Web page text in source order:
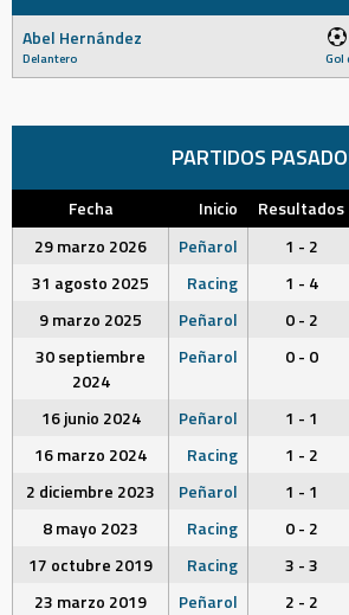
Abel Hernández
Delantero Gol
PARTIDOS
Fecha Inicio Resultados
29 marzo 2026
Peñarol 1 - 2
31 agosto 2025
Racing 1 - 4
9 marzo 2025
Peñarol 0 - 2
30 septiembre
2024
Peñarol 0 - 0
16 junio 2024 Peñarol 1 - 1
16 marzo 2024
Racing 1 - 2
2 diciembre 2023
Peñarol 1 - 1
8 mayo 2023
Racing 0 - 2
17 octubre 2019
Racing 3 - 3
23 marzo 2019
Peñarol 2 - 2